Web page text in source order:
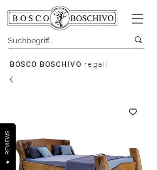
BOSCO BOSCHIVO regali
★
REVIEWS